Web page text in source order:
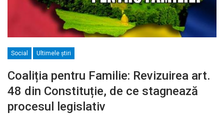
Social Ultimele ştiri
Coaliția pentru Familie: Revizuirea art.
48 din Constituție, de ce stagnează
procesul legislativ